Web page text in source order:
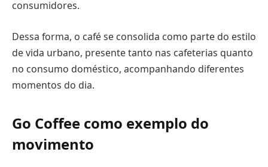
consumidores.
Dessa forma, o café se consolida como parte do estilo
de vida urbano, presente tanto nas cafeterias quanto
no consumo doméstico, acompanhando diferentes
momentos do dia.
Go Coffee como exemplo do
movimento